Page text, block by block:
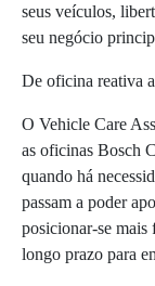
seus veículos,
seu negócio
De oficina reativa
O Vehicle Care
as oficinas Bosch
quando há
passam a poder
posicionar-se mais
longo prazo para